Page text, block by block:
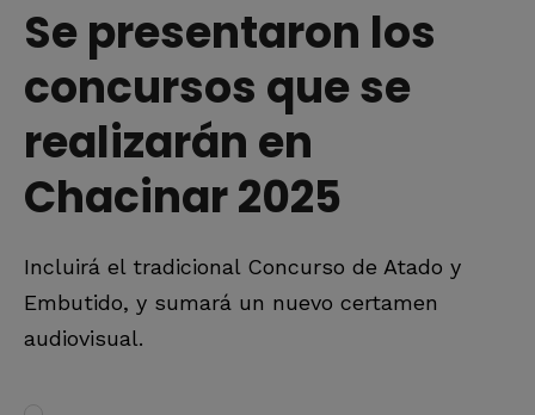
Se presentaron los
concursos que se
realizarán en
Chacinar 2025
Incluirá el tradicional Concurso de Atado y
Embutido, y sumará un nuevo certamen
audiovisual.